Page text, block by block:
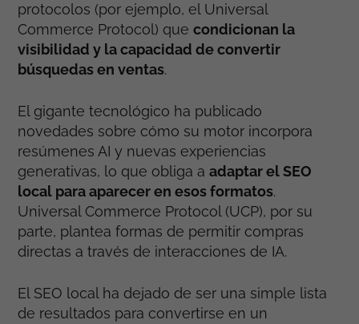
protocolos (por ejemplo, el Universal
Commerce Protocol) quecondicionan la
visibilidad y la capacidad de convertir
búsquedas en ventas.
El gigante tecnológico ha publicado
novedades sobre cómo su motor incorpora
resúmenes AI y nuevas experiencias
generativas, lo que obliga aadaptar el SEO
local para aparecer en esos formatos.
Universal Commerce Protocol (UCP), por su
parte, plantea formas de permitir compras
directas a través de interacciones de IA.
El SEO local ha dejado de ser una simple lista
de resultados para convertirse en un